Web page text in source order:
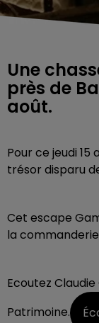
Une
près de
août.
Pour ce jeudi 15
trésor disparu
Cet escape
la
Ecoutez
Patrimoine.